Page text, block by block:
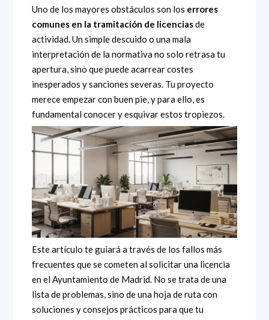
Uno de los mayores obstáculos son los errores
comunes en la tramitación de licenciasde
actividad. Un simple descuido o una mala
interpretación de la normativa no solo retrasa tu
apertura, sino que puede acarrear costes
inesperados y sanciones severas. Tu proyecto
merece empezar con buen pie, y para ello, es
fundamental conocer y esquivar estos tropiezos.
Este artículo te guiará a través de los fallos más
frecuentes que se cometen al solicitar una licencia
en el Ayuntamiento de Madrid. No se trata de una
lista de problemas, sino de una hoja de ruta con
soluciones y consejos prácticos para que tu